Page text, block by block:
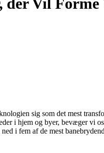
sig som det mest
i hjem og byer, bevæger vi
i fem af de mest